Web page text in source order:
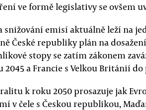
ve formě legislativy se ovšem
snižování emisí aktuálně leží na
České republiky plán na
stopy se zatím zákonem
2045 a Francie s Velkou Británií
k roku 2050 prosazuje jak
v čele s Českou republikou,